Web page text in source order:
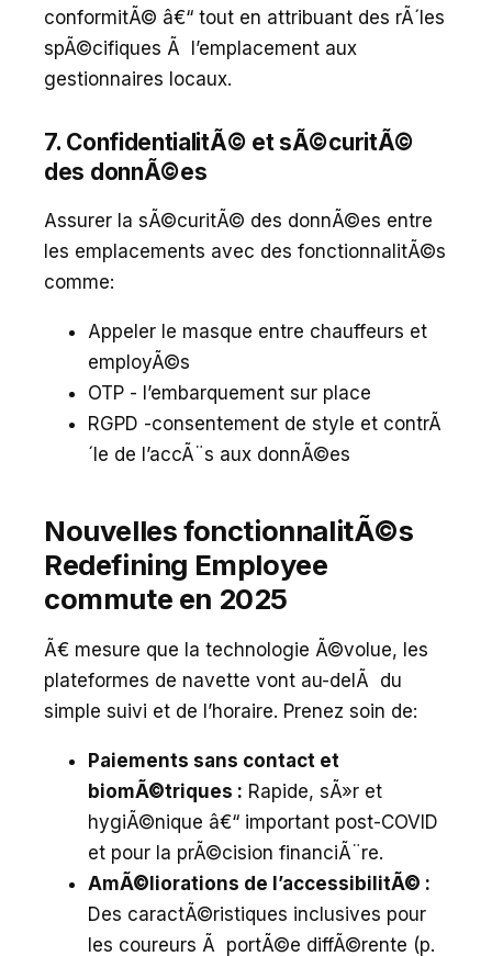
conformitÃ© â€“ tout en attribuant des rÃ´les
spÃ©cifiques Ã l’emplacement aux
gestionnaires locaux.
7. ConfidentialitÃ© et sÃ©curitÃ©
des donnÃ©es
Assurer la sÃ©curitÃ© des donnÃ©es entre
les emplacements avec des fonctionnalitÃ©s
comme:
Appeler le masque entre chauffeurs et
employÃ©s
OTP - l’embarquement sur place
RGPD -consentement de style et contrÃ
´le de l’accÃ¨s aux donnÃ©es
Nouvelles fonctionnalitÃ©s
Redefining Employee
commute en 2025
Ã€ mesure que la technologie Ã©volue, les
plateformes de navette vont au-delÃ du
simple suivi et de l’horaire. Prenez soin de:
Paiements sans contact et
biomÃ©triques : Rapide, sÃ»r et
hygiÃ©nique â€“ important post-COVID
et pour la prÃ©cision financiÃ¨re.
AmÃ©liorations de l’accessibilitÃ© :
Des caractÃ©ristiques inclusives pour
les coureurs Ã portÃ©e diffÃ©rente (p.